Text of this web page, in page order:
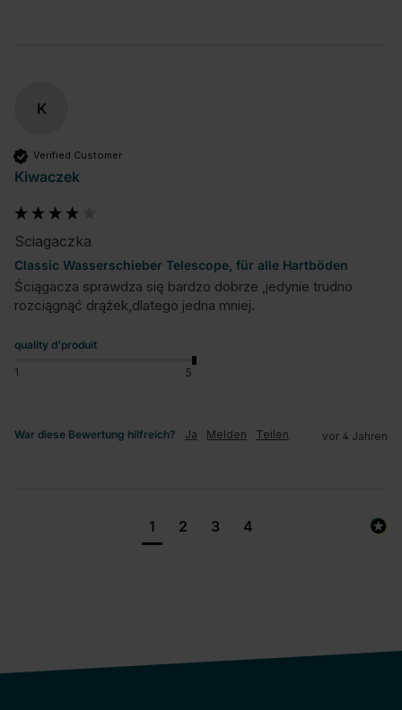
K
Verified Customer
Kiwaczek
Sciagaczka
Classic Wasserschieber Telescope, für alle Hartböden
Ściągacza sprawdza się bardzo dobrze ,jedynie trudno
rozciągnąć drążek,dlatego jedna mniej.
quality d'produit
1 5
War diese Bewertung hilfreich? Ja Melden Teilen vor 4 Jahren
1 2 3 4